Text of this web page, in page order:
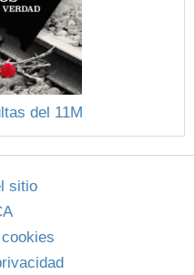
del 11M
sitio